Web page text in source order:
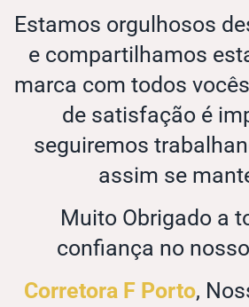
Estamos orgulhosos
e compartilhamos
marca com todos
de satisfação é
seguiremos
assim se
Muito Obrigado a
confiança no
Corretora F Porto,